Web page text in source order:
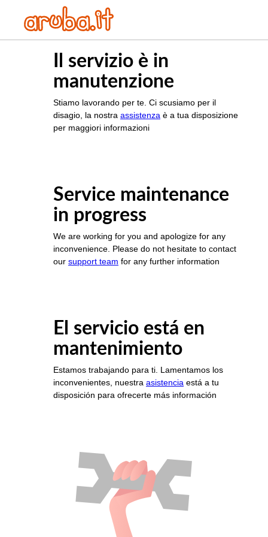
Il servizio è in
manutenzione
Stiamo lavorando per te. Ci scusiamo per il
disagio, la nostra assistenza è a tua disposizione
per maggiori informazioni
Service maintenance
in progress
We are working for you and apologize for any
inconvenience. Please do not hesitate to contact
our support team for any further information
El servicio está en
mantenimiento
Estamos trabajando para ti. Lamentamos los
inconvenientes, nuestra asistencia está a tu
disposición para ofrecerte más información